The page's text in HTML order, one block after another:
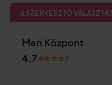
A SZERKESZTŐ
Man Központ
4.7